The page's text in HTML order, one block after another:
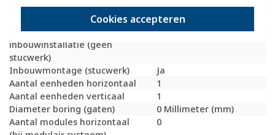
Cookies accepteren
inbouwinstallatie (stucwerk)
Bondige uitvoering
Nee
Geschikt voor
inbouwinstallatie (geen
stucwerk)
Ja
Inbouwmontage (stucwerk)
Ja
Aantal eenheden horizontaal
1
Aantal eenheden verticaal
1
Diameter boring (gaten)
0 Millimeter (mm)
Aantal modules horizontaal
0